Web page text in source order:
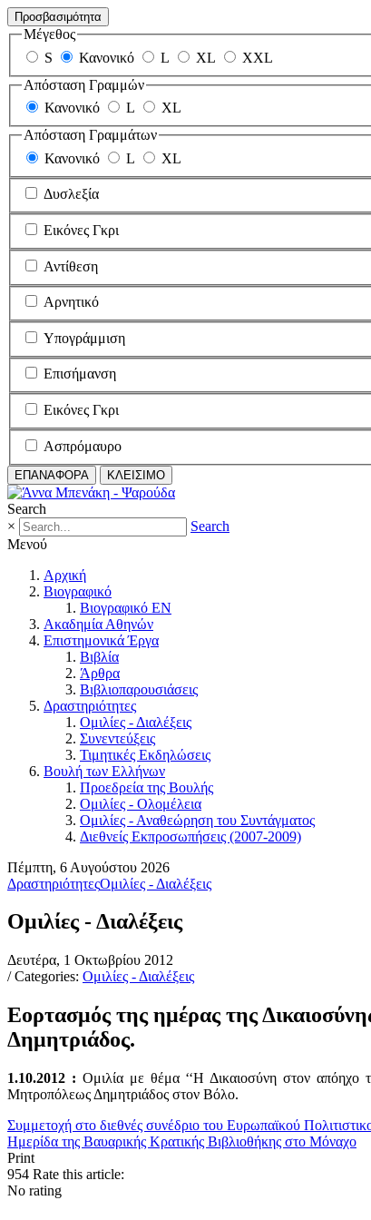
Προσβασιμότητα
Μέγεθος
S
Κανονικό L XL
XXL
Απόσταση Γραμμών
Κανονικό
L
XL
Απόσταση Γραμμάτων
Κανονικό
L XL
Δυσλεξία
Εικόνες Γκρι
Αντίθεση
Αρνητικό
Υπογράμμιση
Επισήμανση
Εικόνες Γκρι
Ασπρόμαυρο
ΕΠΑΝΑΦΟΡΑ ΚΛΕΙΣΙΜΟ
Search
×
Search
Μενού
Αρχική
Βιογραφικό
Βιογραφικό EN
Ακαδημία Αθηνών
Επιστημονικά Έργα
Βιβλία
Άρθρα
Βιβλιοπαρουσιάσεις
Δραστηριότητες
Ομιλίες - Διαλέξεις
Συνεντεύξεις
Τιμητικές Εκδηλώσεις
Βουλή των Ελλήνων
Προεδρεία της Βουλής
Ομιλίες - Ολομέλεια
Ομιλίες - Αναθεώρηση του Συντάγματος
Διεθνείς Εκπροσωπήσεις (2007-2009)
Πέμπτη, 6 Αυγούστου 2026
ΔραστηριότητεςΟμιλίες - Διαλέξεις
Ομιλίες - Διαλέξεις
Δευτέρα, 1 Οκτωβρίου 2012
/ Categories: Ομιλίες - Διαλέξεις
Εορτασμός της ημέρας της
Δημητριάδος.
1.10.2012 : Ομιλία με θέμα ‘‘Η Δικαιοσύνη στον απόηχο
Μητροπόλεως Δημητριάδος στον Βόλο.
Συμμετοχή στο διεθνές συνέδριο του Ευρωπαϊκού
Ημερίδα της Βαυαρικής Κρατικής Βιβλιοθήκης στο Μόναχο
Print
954 Rate this article:
No rating